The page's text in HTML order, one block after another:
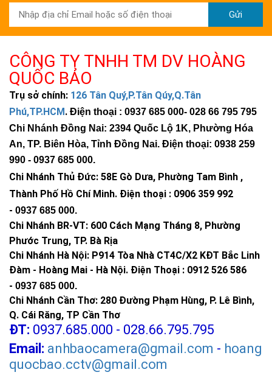
Đèn trụ cổng năng lượng mặt trời
giá tốt, độ
sáng cao
Đèn năng lượng mặt trời 1000wtấm pin lớn,
độ sáng mạnh, bảo hành 5 năm
Gửi
CÔNG TY TNHH TM DV HOÀNG
QUỐC BẢO
Trụ sở chính: 126 Tân Quý,P.Tân Qúy,Q.Tân
Phú,TP.HCM. Điện thoại : 0937 685 000- 028 66 795 795
Chi Nhánh Đồng Nai: 2394 Quốc Lộ 1K, Phường Hóa
An, TP. Biên Hòa, Tỉnh Đồng Nai. Điện thoại: 0938 259
990 - 0937 685 000.
Chi Nhánh Thủ Đức: 58E Gò Dưa, Phường Tam Bình ,
Thành Phố Hồ Chí Minh. Điện thoại : 0906 359 992
- 0937 685 000.
Chi Nhánh BR-VT: 600 Cách Mạng Tháng 8, Phường
Phước Trung, TP. Bà Rịa
Chi Nhánh Hà Nội: P914 Tòa Nhà CT4C/X2 KĐT Bắc Linh
Đàm - Hoàng Mai - Hà Nội. Điện Thoại : 0912 526 586
- 0937 685 000.
Chi Nhánh Cần Thơ: 280 Đường Phạm Hùng, P. Lê Bình,
Q. Cái Răng, TP Cần Thơ
ĐT: 0937.685.000 - 028.66.795.795
Email: anhbaocamera@gmail.com - hoang
quocbao.cctv@gmail.com